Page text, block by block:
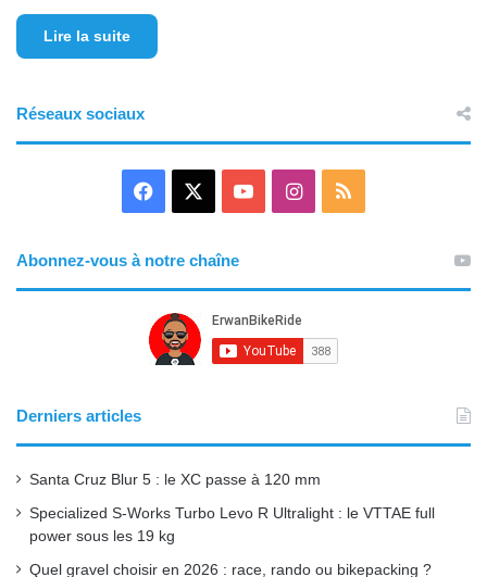
Lire la suite
Réseaux sociaux
e
b
o
T
u
e
I
a
r
Abonnez-vous à notre chaîne
Derniers articles
Santa Cruz Blur 5 : le XC passe à 120 mm
Specialized S-Works Turbo Levo R Ultralight : le VTTAE full
power sous les 19 kg
Quel gravel choisir en 2026 : race, rando ou bikepacking ?